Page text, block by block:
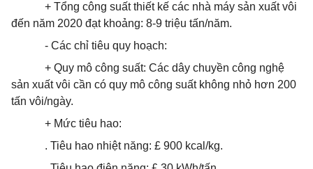
+ Tổng công suất thiết kế các nhà máy sản xuất vôi
đến năm 2020 đạt khoảng: 8-9 triệu tấn/năm.
- Các chỉ tiêu quy hoạch:
+ Quy mô công suất: Các dây chuyền công nghệ
sản xuất vôi cần có quy mô công suất không nhỏ hơn 200
tấn vôi/ngày.
+ Mức tiêu hao:
. Tiêu hao nhiệt năng: £ 900 kcal/kg.